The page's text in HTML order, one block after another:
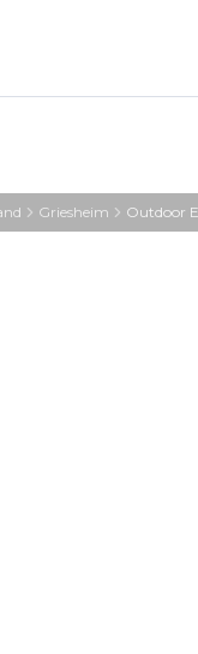
Griesheim